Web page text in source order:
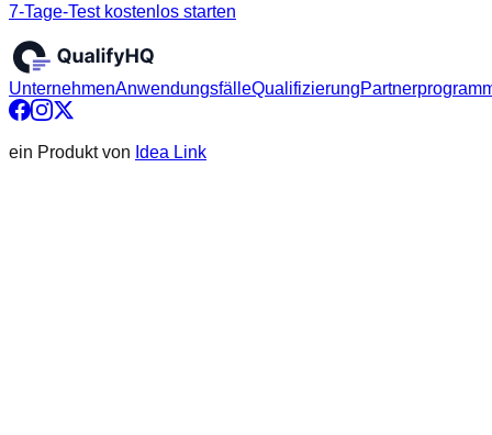
7-Tage-Test kostenlos starten
UnternehmenAnwendungsfälleQualifizierung
ein Produkt von Idea Link